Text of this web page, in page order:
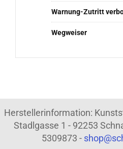
Warnung-Zutritt
Wegweiser
Herstellerinformation:
Stadlgasse 1 - 92253
5309873 -